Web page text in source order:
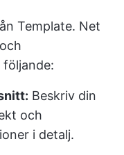
Template. Net
Beskriv din
och
i detalj.